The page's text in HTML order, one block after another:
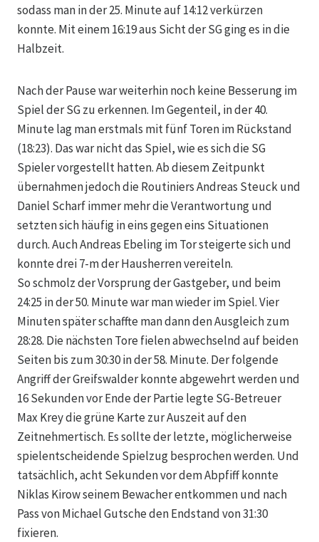
sodass man in der 25. Minute auf 14:12 verkürzen
konnte. Mit einem 16:19 aus Sicht der SG ging es in die
Halbzeit.
Nach der Pause war weiterhin noch keine Besserung im
Spiel der SG zu erkennen. Im Gegenteil, in der 40.
Minute lag man erstmals mit fünf Toren im Rückstand
(18:23). Das war nicht das Spiel, wie es sich die SG
Spieler vorgestellt hatten. Ab diesem Zeitpunkt
übernahmen jedoch die Routiniers Andreas Steuck und
Daniel Scharf immer mehr die Verantwortung und
setzten sich häufig in eins gegen eins Situationen
durch. Auch Andreas Ebeling im Tor steigerte sich und
konnte drei 7-m der Hausherren vereiteln.
So schmolz der Vorsprung der Gastgeber, und beim
24:25 in der 50. Minute war man wieder im Spiel. Vier
Minuten später schaffte man dann den Ausgleich zum
28:28. Die nächsten Tore fielen abwechselnd auf beiden
Seiten bis zum 30:30 in der 58. Minute. Der folgende
Angriff der Greifswalder konnte abgewehrt werden und
16 Sekunden vor Ende der Partie legte SG-Betreuer
Max Krey die grüne Karte zur Auszeit auf den
Zeitnehmertisch. Es sollte der letzte, möglicherweise
spielentscheidende Spielzug besprochen werden. Und
tatsächlich, acht Sekunden vor dem Abpfiff konnte
Niklas Kirow seinem Bewacher entkommen und nach
Pass von Michael Gutsche den Endstand von 31:30
fixieren.